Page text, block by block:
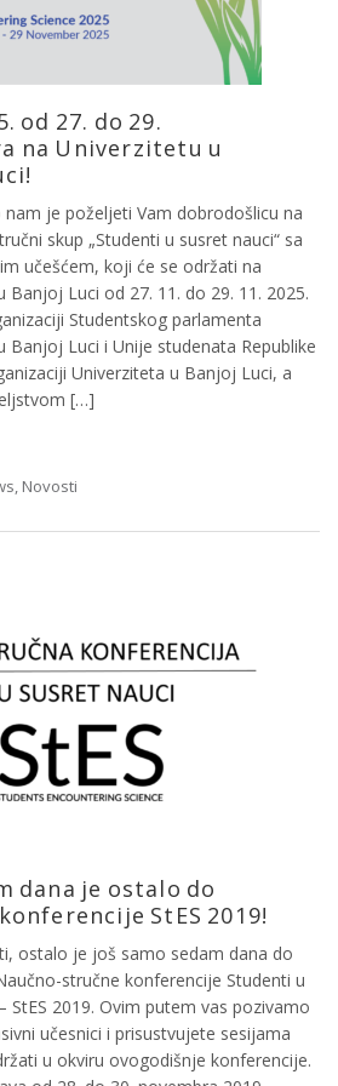
od 27. do 29.
na Univerzitetu u
je poželjeti Vam dobrodošlicu na
skup „Studenti u susret nauci“ sa
učešćem, koji će se održati na
Banjoj Luci od 27. 11. do 29. 11. 2025.
Studentskog parlamenta
Banjoj Luci i Unije studenata Republike
Univerziteta u Banjoj Luci, a
[…]
, Novosti
dana je ostalo do
StES 2019!
ostalo je još samo sedam dana do
stručne konferencije Studenti u
StES 2019. Ovim putem vas pozivamo
učesnici i prisustvujete sesijama
u okviru ovogodišnje konferencije.